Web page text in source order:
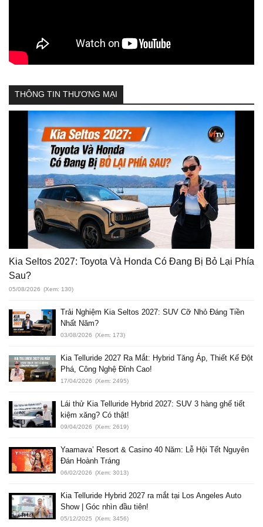
THÔNG TIN THƯƠNG MẠI
Kia Seltos 2027: Toyota Và Honda Có Đang Bị Bỏ Lại Phía
Sau?
05/08/2026 (Xem: 130)
Trải Nghiệm Kia Seltos 2027: SUV Cỡ Nhỏ Đáng Tiền
Nhất Năm?
03/08/2026 (Xem: 173)
Kia Telluride 2027 Ra Mắt: Hybrid Tăng Áp, Thiết Kế Đột
Phá, Công Nghệ Đỉnh Cao!
17/04/2026 (Xem: 2495)
Lái thử Kia Telluride Hybrid 2027: SUV 3 hàng ghế tiết
kiệm xăng? Có thật!
09/04/2026 (Xem: 2619)
Yaamava’ Resort & Casino 40 Năm: Lễ Hội Tết Nguyên
Đán Hoành Tráng
06/02/2026 (Xem: 3013)
Kia Telluride Hybrid 2027 ra mắt tại Los Angeles Auto
Show | Góc nhìn đầu tiên!
05/12/2025 (Xem: 3456)